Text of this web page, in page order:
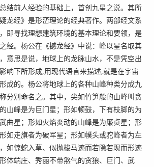
结前人经验的基础上，首创九星之说。其所
龙经》是形峦理论的经典著作。两部经文系
即寻找理想建筑环境的基本理论和要领，是
经。杨公在《撼龙经》中说：峰以星名取其
意思是说，地球上的龙脉山水，不是凭空出
响下所形成,用现代语言来描述,就是在宇宙
成的。杨公将地球上的各种山峰种类分成九
分别命名之。其中，尖如竹笋般的山峰叫贪
山峰是为巨门星；形如顿鼓，下有枝脚的为
曲星；形如火焰炎动的山峰是为廉贞星；形
如走旗者为破军星；形如幞头或驼峰者为左
如惊蛇入草、似抛梭马迹而若隐若现而形迹
体端庄、秀丽不带煞气的贪狼、巨门、武